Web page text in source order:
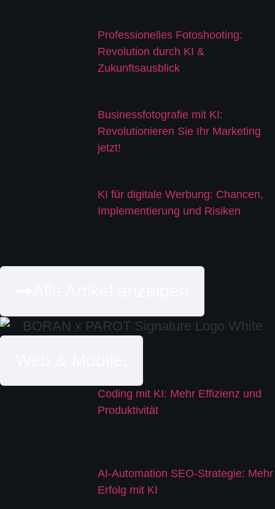
Professionelles Fotoshooting:
Revolution durch KI &
Zukunftsausblick
Businessfotografie mit KI:
Revolutionieren Sie Ihr Marketing
jetzt!
KI für digitale Werbung: Chancen,
Implementierung und Risiken
Coding mit KI: Mehr Effizienz und
Produktivität
AI-Automation SEO-Strategie: Mehr
Erfolg mit KI